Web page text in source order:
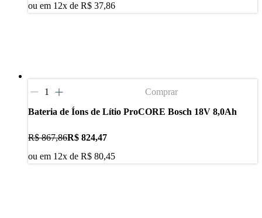
ou em 12x de R$ 37,86
Comprar
Bateria de Íons de Lítio ProCORE Bosch 18V 8,0Ah
R$ 867,86R$ 824,47
ou em 12x de R$ 80,45